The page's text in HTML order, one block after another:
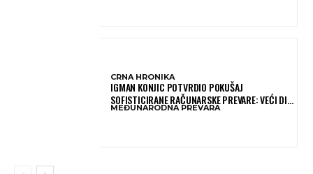
CRNA HRONIKA
IGMAN KONJIC POTVRDIO POKUŠAJ
SOFISTICIRANE RAČUNARSKE PREVARE: VEĆI DIO
NOVCA BLOKIRAN, OČEKUJE SE POVRAT
MEĐUNARODNA PREVARA